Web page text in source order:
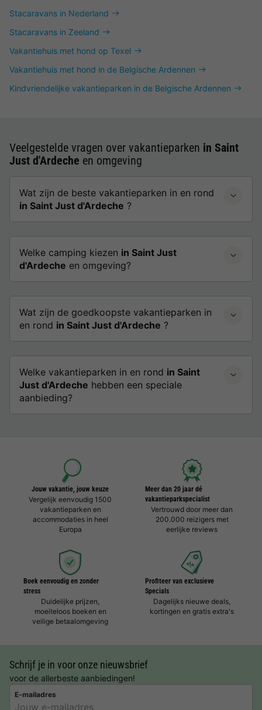
Stacaravans in Nederland
Stacaravans in Zeeland
Vakantiehuis met hond op Texel
Vakantiehuis met hond in de Belgische Ardennen
Kindvriendelijke vakantieparken in de Belgische Ardennen
Veelgestelde vragen over vakantieparken in Saint
Just d'Ardeche en omgeving
Wat zijn de beste vakantieparken in en rond
in Saint Just d'Ardeche ?
Welke camping kiezen in Saint Just
d'Ardeche en omgeving?
Wat zijn de goedkoopste vakantieparken in
en rond in Saint Just d'Ardeche ?
Welke vakantieparken in en rond in Saint
Just d'Ardeche hebben een speciale
aanbieding?
Jouw vakantie, jouw keuze
Vergelijk eenvoudig 1500
vakantieparken en
accommodaties in heel
Europa
Meer dan 20 jaar dé
vakantieparkspecialist
Vertrouwd door meer dan
200.000 reizigers met
eerlijke reviews
Boek eenvoudig en zonder
stress
Duidelijke prijzen,
moeiteloos boeken en
veilige betaalomgeving
Profiteer van exclusieve
Specials
Dagelijks nieuwe deals,
kortingen en gratis extra's
Schrijf je in voor onze nieuwsbrief
voor de allerbeste aanbiedingen!
E-mailadres